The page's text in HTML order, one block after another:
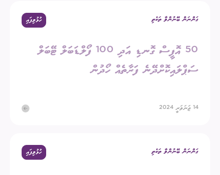
ގަންނަން ބޭނުންވާ ތަކެތި ހުޅުވިފައި
50 އޮފީސް ގޮނޑި އަދި 100 ފޯލްޑަބަލް ޓޭބަލް
ސަޕްލައިކޮށްދޭނެ ފަރާތެއް ހޯދުން
14 ޖަނަވަރީ 2024
ގަންނަން ބޭނުންވާ ތަކެތި ހުޅުވިފައި